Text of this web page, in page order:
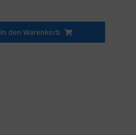
In den Warenkorb